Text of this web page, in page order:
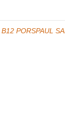
B12 PORSPAUL